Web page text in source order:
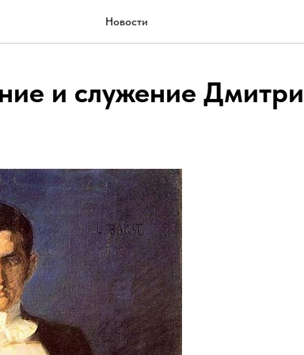
Новости
и служение